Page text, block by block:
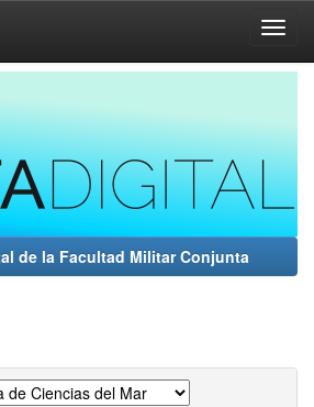
de la Facultad Militar Conjunta